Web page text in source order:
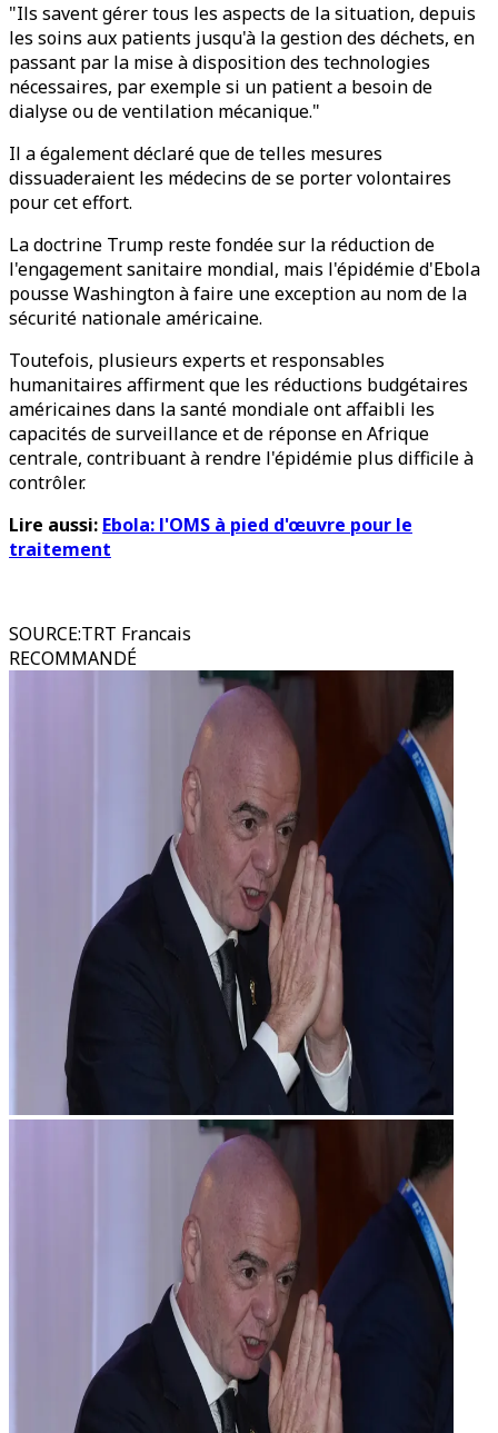
"Ils savent gérer tous les aspects de la situation, depuis
les soins aux patients jusqu'à la gestion des déchets, en
passant par la mise à disposition des technologies
nécessaires, par exemple si un patient a besoin de
dialyse ou de ventilation mécanique."
Il a également déclaré que de telles mesures
dissuaderaient les médecins de se porter volontaires
pour cet effort.
La doctrine Trump reste fondée sur la réduction de
l'engagement sanitaire mondial, mais l'épidémie d'Ebola
pousse Washington à faire une exception au nom de la
sécurité nationale américaine.
Toutefois, plusieurs experts et responsables
humanitaires affirment que les réductions budgétaires
américaines dans la santé mondiale ont affaibli les
capacités de surveillance et de réponse en Afrique
centrale, contribuant à rendre l'épidémie plus difficile à
contrôler.
Lire aussi: Ebola: l'OMS à pied d'œuvre pour le
traitement
SOURCE:TRT Francais
RECOMMANDÉ